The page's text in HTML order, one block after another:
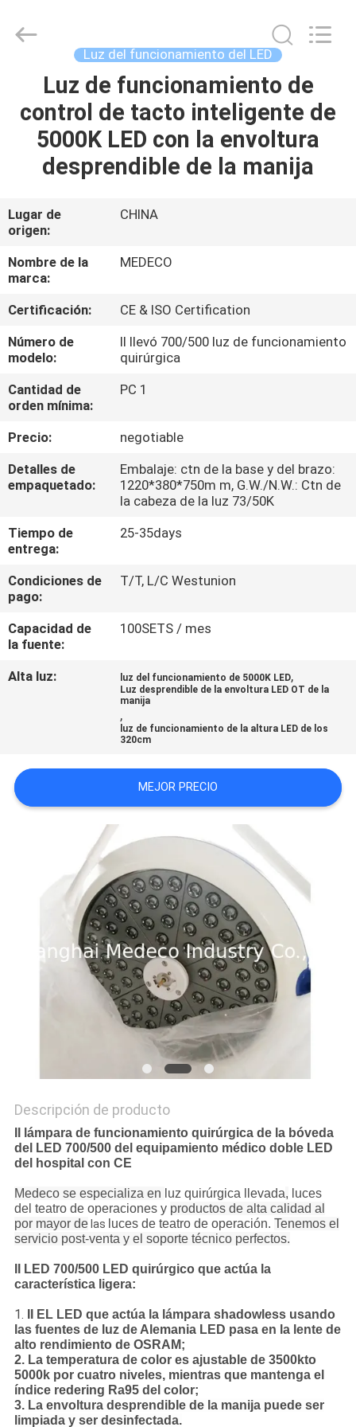
HOGAR
PRODUCTOS
NOSOTROS
VIAJE
DE
LA
FÁBRICA
CONTROL
CALIDAD
ÉNTRENOS
EN
CONTACTO
CON
NOTICIAS
CASOS
DEL
SITIO
POLICY
Luz del funcionamiento del LED
Luz de funcionamiento de
control de tacto inteligente de
5000K LED con la envoltura
desprendible de la manija
Lugar de
origen:
CHINA
Nombre de la
marca:
MEDECO
Certificación:
CE & ISO Certification
Número de
modelo:
II llevó 700/500 luz de funcionamiento
quirúrgica
Cantidad de
orden mínima:
PC 1
Precio:
negotiable
Detalles de
empaquetado:
Embalaje: ctn de la base y del brazo:
1220*380*750m m, G.W./N.W.: Ctn de
la cabeza de la luz 73/50K
Tiempo de
entrega:
25-35days
Condiciones de
pago:
T/T, L/C Westunion
Capacidad de
la fuente:
100SETS / mes
Alta luz: luz del funcionamiento de 5000K LED,
Luz desprendible de la envoltura LED OT de la
manija
,
luz de funcionamiento de la altura LED de los
320cm
MEJOR PRECIO
Descripción de producto
II lámpara de funcionamiento quirúrgica de la bóveda
del LED 700/500 del equipamiento médico doble LED
del hospital con CE
Medeco se especializa en luz quirúrgica llevada, luces
del teatro de operaciones y productos de alta calidad al
por mayor delas luces de teatro de operación. Tenemos el
servicio post-venta y el soporte técnico perfectos.
II LED 700/500 LED quirúrgico que actúa la
característica ligera:
1.
II EL LED que actúa la lámpara shadowless usando
las fuentes de luz de Alemania LED pasa en la lente de
alto rendimiento de OSRAM;
2. La temperatura de color es ajustable de 3500kto
5000k por cuatro niveles, mientras que mantenga el
índice redering Ra95 del color;
3. La envoltura desprendible de la manija puede ser
limpiada y ser desinfectada.